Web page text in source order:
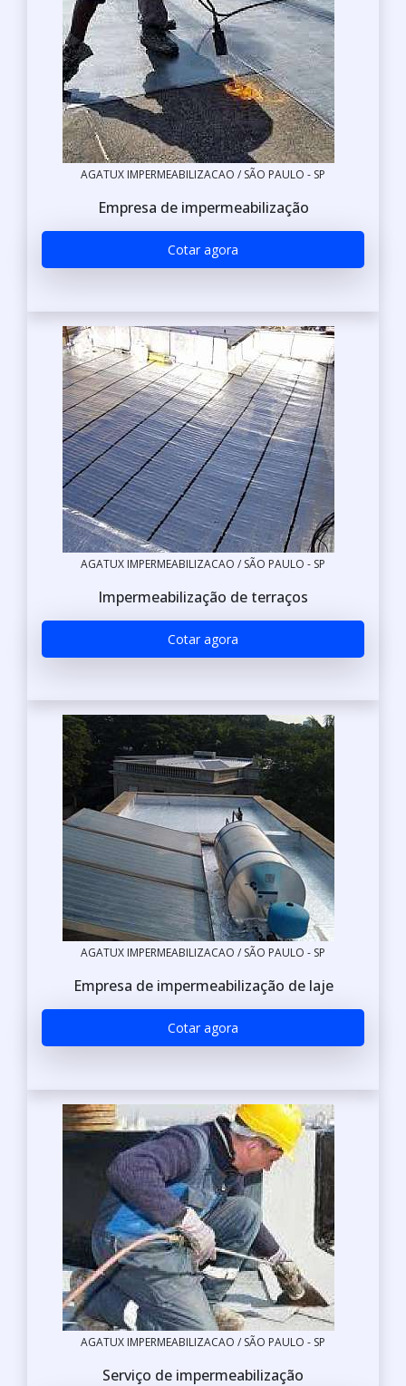
AGATUX IMPERMEABILIZACAO / SÃO PAULO - SP
Empresa de impermeabilização
Cotar agora
AGATUX IMPERMEABILIZACAO / SÃO PAULO - SP
Impermeabilização de terraços
Cotar agora
AGATUX IMPERMEABILIZACAO / SÃO PAULO - SP
Empresa de impermeabilização de laje
Cotar agora
AGATUX IMPERMEABILIZACAO / SÃO PAULO - SP
Serviço de impermeabilização